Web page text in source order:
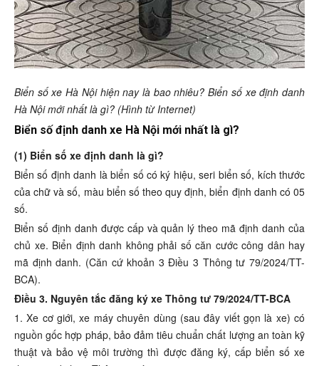
Biển số xe Hà Nội hiện nay là bao nhiêu? Biển số xe định danh
Hà Nội mới nhất là gì? (Hình từ Internet)
Biển số định danh xe Hà Nội mới nhất là gì?
(1) Biển số xe định danh là gì?
Biển số định danh là biển số có ký hiệu, seri biển số, kích thước
của chữ và số, màu biển số theo quy định, biển định danh có 05
số.
Biển số định danh được cấp và quản lý theo mã định danh của
chủ xe. Biển định danh không phải số căn cước công dân hay
mã định danh. (Căn cứ khoản 3 Điều 3 Thông tư 79/2024/TT-
BCA).
Điều 3. Nguyên tắc đăng ký xe Thông tư 79/2024/TT-BCA
1. Xe cơ giới, xe máy chuyên dùng (sau đây viết gọn là xe) có
nguồn gốc hợp pháp, bảo đảm tiêu chuẩn chất lượng an toàn kỹ
thuật và bảo vệ môi trường thì được đăng ký, cấp biển số xe